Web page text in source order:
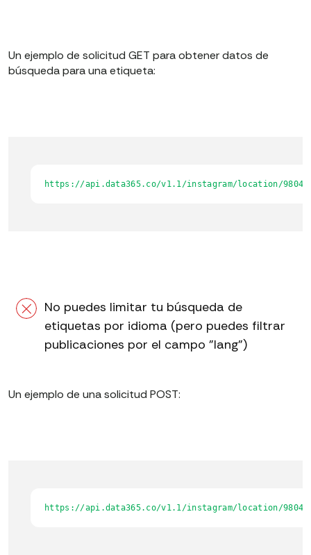
Un ejemplo de solicitud GET para obtener datos de
búsqueda para una etiqueta:
https://api.data365.co/v1.1/instagram/location/
No puedes limitar tu búsqueda de
etiquetas por idioma (pero puedes filtrar
publicaciones por el campo "lang")
Un ejemplo de una solicitud POST:
https://api.data365.co/v1.1/instagram/location/